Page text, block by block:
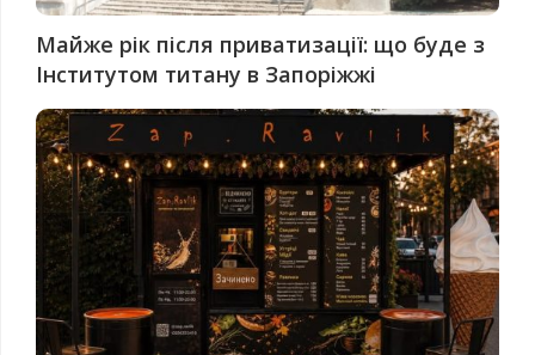
Майже рік після приватизації: що буде з
Інститутом титану в Запоріжжі